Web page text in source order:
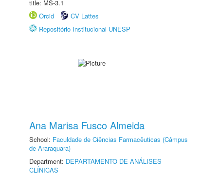
title: MS-3.1
Orcid
CV Lattes
Repositório Institucional UNESP
Ana Marisa Fusco Almeida
School: Faculdade de Ciências Farmacêuticas (Câmpus
de Araraquara)
Department: DEPARTAMENTO DE ANÁLISES
CLÍNICAS